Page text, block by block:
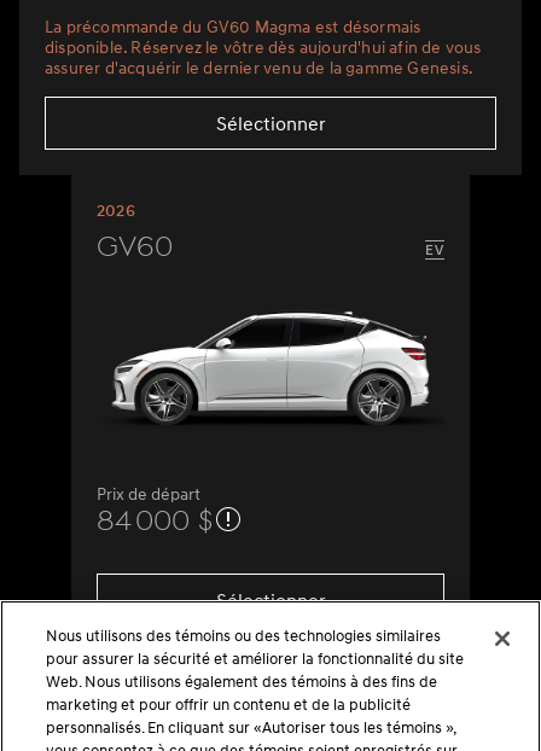
La précommande du GV60 Magma est désormais
disponible. Réservez le vôtre dès aujourd'hui afin de vous
assurer d'acquérir le dernier venu de la gamme Genesis.
Sélectionner
2026
GV60
Prix de départ
84 000 $
Sélectionner
Nous utilisons des témoins ou des technologies similaires
pour assurer la sécurité et améliorer la fonctionnalité du site
Web. Nous utilisons également des témoins à des fins de
marketing et pour offrir un contenu et de la publicité
personnalisés. En cliquant sur «Autoriser tous les témoins »,